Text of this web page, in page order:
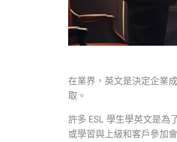
在業界，英文是決定企業
取。
許多 ESL 學生學英文是為
或學習與上級和客戶參加